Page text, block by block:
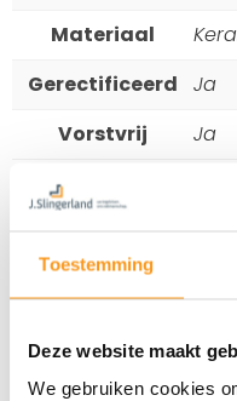
Toestemming
Deze website maakt
We gebruiken cookies
Materiaal
Gerectificeerd
Ja
Vorstvrij
Ja